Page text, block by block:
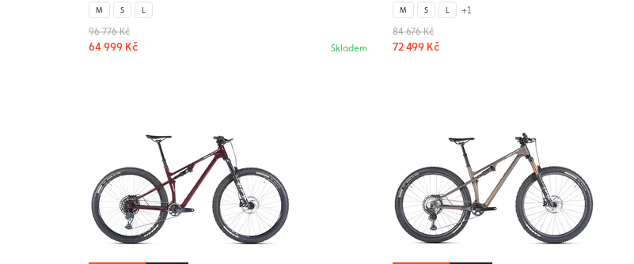
M S L
96 776 Kč
64 999 Kč Skladem
M S L
+1
84 676 Kč
72 499 Kč